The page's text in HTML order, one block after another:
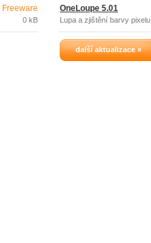
Freeware
0 kB
OneLoupe 5.01
Lupa a zjištění barvy pixelu
další aktualizace »